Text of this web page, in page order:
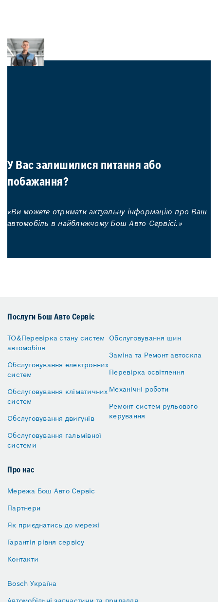
У Вас залишилися питання або
побажання?
«Ви можете отримати актуальну інформацію про Ваш
автомобіль в найближчому Бош Авто Сервісі.»
Послуги Бош Авто Сервіс
ТО&Перевірка стану систем
автомобіля
Обслуговування електронних
систем
Обслуговування кліматичних
систем
Обслуговування двигунів
Обслуговування гальмівної
системи
Обслуговування шин
Заміна та Ремонт автоскла
Перевірка освітлення
Механічні роботи
Ремонт систем рульового
керування
Про нас
Мережа Бош Авто Сервіс
Партнери
Як приєднатись до мережі
Гарантія рівня сервісу
Контакти
Bosch Україна